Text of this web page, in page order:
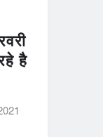
है